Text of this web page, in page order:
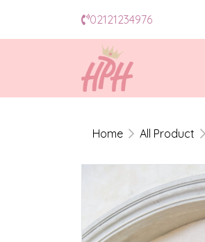
02121234976
Home All Product